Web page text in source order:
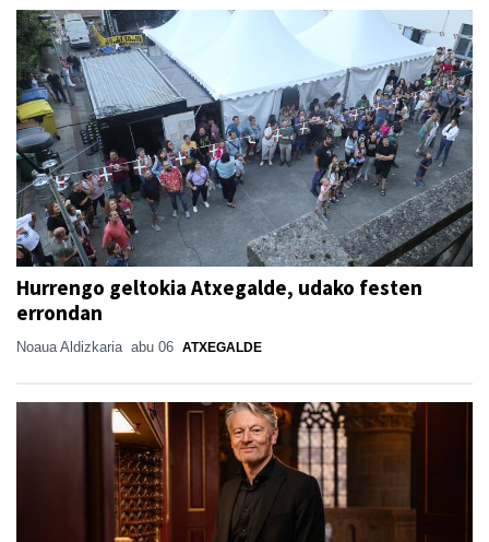
Hurrengo geltokia Atxegalde, udako festen
errondan
Noaua Aldizkaria abu 06 ATXEGALDE